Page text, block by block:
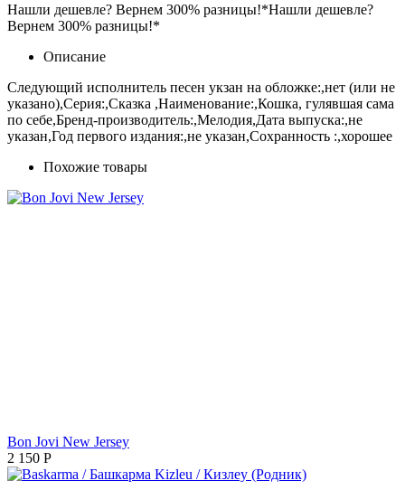
Нашли дешевле? Вернем 300% разницы!*Нашли дешевле?
Вернем 300% разницы!*
Описание
Следующий исполнитель песен укзан на обложке:,нет (или не
указано),Серия:,Сказка ,Наименование:,Кошка, гулявшая сама
по себе,Бренд-производитель:,Мелодия,Дата выпуска:,не
указан,Год первого издания:,не указан,Сохранность :,хорошее
Похожие товары
Bon Jovi New Jersey
2 150 Р